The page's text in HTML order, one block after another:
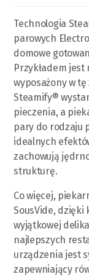
Technologia
parowych
domowe
Przykładem jest
wyposażony w
Steamify®
pieczenia, a
pary do rodzaju
idealnych
zachowują
strukturę.
Co więcej,
SousVide,
wyjątkowej
najlepszych
urządzenia jest
zapewniający